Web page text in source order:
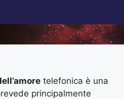
telefonica è una
principalmente